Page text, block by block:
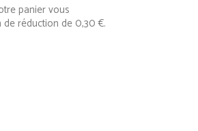
panier vous
réduction de 0,30 €.